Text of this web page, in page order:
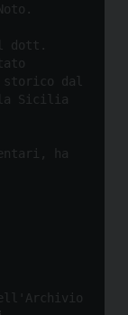
dott.
dal
la Sicilia
ha